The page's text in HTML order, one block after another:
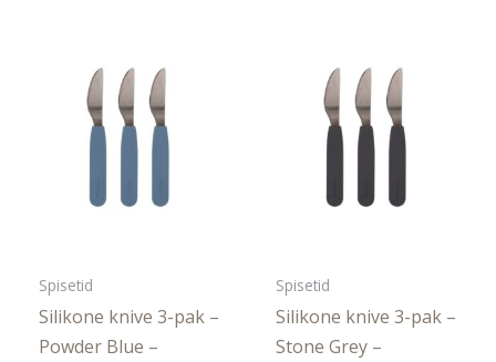
Spisetid
Silikone knive 3-pak –
Powder Blue –
Spisetid
Silikone knive 3-pak –
Stone Grey –